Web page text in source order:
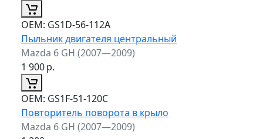
ОЕМ: GS1D-56-112A
Пыльник двигателя центральный
Mazda 6 GH (2007—2009)
1 900р.
ОЕМ: GS1F-51-120C
Повторитель поворота в крыло
Mazda 6 GH (2007—2009)